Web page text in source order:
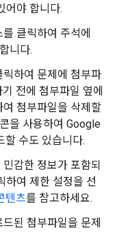
어야 합니다.
클릭하여 주석에
니다.
릭하여 문제에 첨부파
전에 첨부파일 옆에
여 첨부파일을 삭제할
을 사용하여 Google
할 수도 있습니다.
감한 정보가 포함되
하여 제한 설정을 선
텐츠를 참고하세요.
된 첨부파일을 문제